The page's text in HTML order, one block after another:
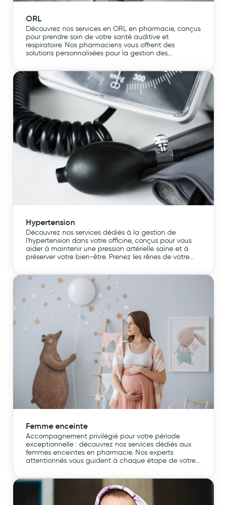
ORL
Découvrez nos services en ORL en pharmacie, conçus
pour prendre soin de votre santé auditive et
respiratoire. Nos pharmaciens vous offrent des
solutions personnalisées pour la gestion des
infections, la congestion et plus encore. Bénéficiez de
conseils avisés, de produits de qualité et d'un
accompagnement chaleureux pour retrouver un
confort optimal.
Hypertension
Découvrez nos services dédiés à la gestion de
l'hypertension dans votre officine, conçus pour vous
aider à maintenir une pression artérielle saine et à
préserver votre bien-être. Prenez les rênes de votre
accompagnement en pharmacie, et embrassez une
vie active et épanouissante en contrôlant votre
hypertension.
Femme enceinte
Accompagnement privilégié pour votre période
exceptionnelle : découvrez nos services dédiés aux
femmes enceintes en pharmacie. Nos experts
attentionnés vous guident à chaque étape de votre
postnatale aux produits essentiels pour le bien-être
de vous et de votre bébé, nous sommes là pour
rendre cette étape spéciale aussi douce que
possible. Faites confiance à notre expertise pour une